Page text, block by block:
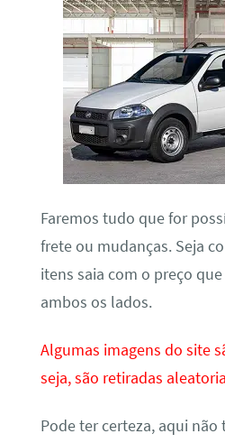
Faremos tudo que for
frete ou mudanças. Seja
itens saia com o preço
ambos os lados.
Algumas imagens do site
seja, são retiradas
Pode ter certeza, aqui não